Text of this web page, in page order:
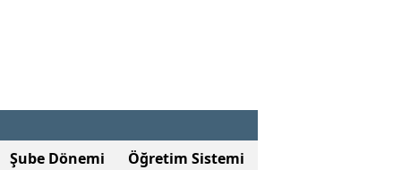
Şube Dönemi
Öğretim Sistemi